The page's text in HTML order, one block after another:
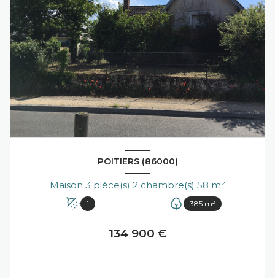
POITIERS (86000)
Maison 3 pièce(s) 2 chambre(s) 58 m²
1 385 m²
134 900 €